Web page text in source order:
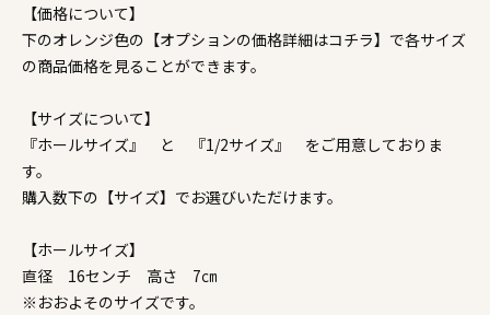
【価格について】
下のオレンジ色の【オプションの価格詳細はコチラ】で各サイズ
の商品価格を見ることができます。
【サイズについて】
『ホールサイズ』 と 『1/2サイズ』 をご用意しておりま
す。
購入数下の【サイズ】でお選びいただけます。
【ホールサイズ】
直径 16センチ 高さ 7㎝
※おおよそのサイズです。